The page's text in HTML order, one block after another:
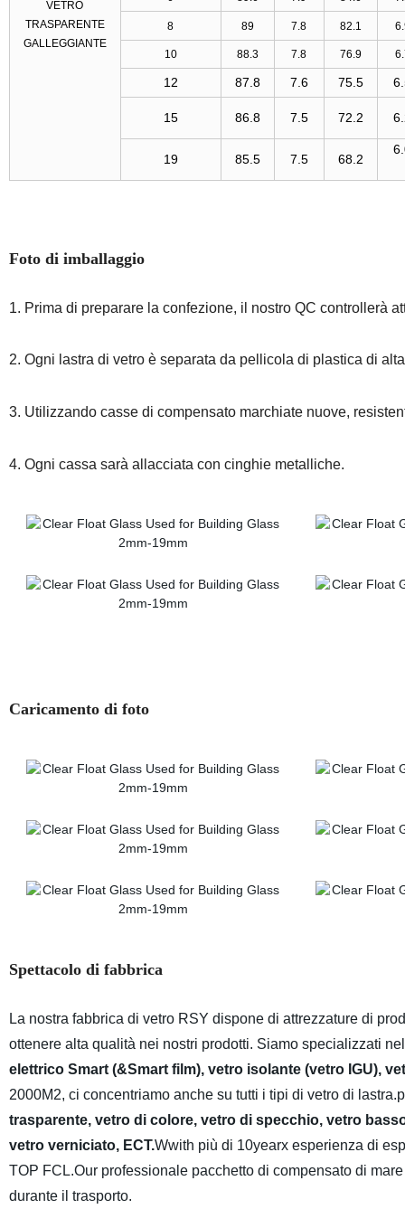
VETRO
TRASPARENTE
GALLEGGIANTE
8 89 7.8 82.1
10 88.3 7.8 76.9
12 87.8 7.6 75.5
15 86.8 7.5 72.2
19 85.5 7.5 68.2
Foto di imballaggio
1. Prima di preparare la confezione, il nostro QC controllerà
2. Ogni lastra di vetro è separata da pellicola di plastica di
3. Utilizzando casse di compensato marchiate nuove,
4. Ogni cassa sarà allacciata con cinghie metalliche.
Caricamento di foto
Spettacolo di fabbrica
La nostra fabbrica di vetro RSY dispone di attrezzature di
ottenere alta qualità nei nostri prodotti. Siamo specializzati
elettrico Smart (&Smart film), vetro isolante (vetro IGU),
2000M2, ci concentriamo anche su tutti i tipi di vetro di
trasparente, vetro di colore, vetro di specchio, vetro
vetro verniciato, ECT.Wwith più di 10yearx esperienza di
TOP FCL.Our professionale pacchetto di compensato di
durante il trasporto.